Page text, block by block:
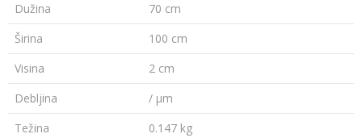
Dužina
70 cm
Širina
100 cm
Visina
2 cm
Debljina
/ µm
Težina
0.147 kg